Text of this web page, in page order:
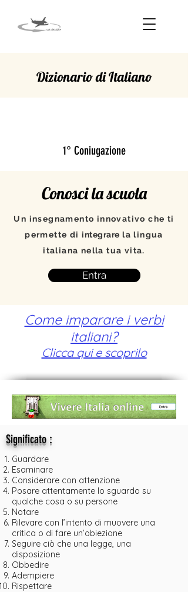
Dizionario di Italiano
1° Coniugazione
Conosci la scuola
Un insegnamento innovativo che ti
permette diintegrare la lingua
italiana nella tua vita.
Entra
Come imparare i verbi
italiani?
Clicca qui e scoprilo
Significato:
Guardare
Esaminare
Considerare con attenzione
Posare attentamente lo sguardo su
qualche cosa o su persone
Notare
Rilevare con l’intento di muovere una
critica o di fare un’obiezione
Seguire ciò che una legge, una
disposizione
Obbedire
Adempiere
Rispettare